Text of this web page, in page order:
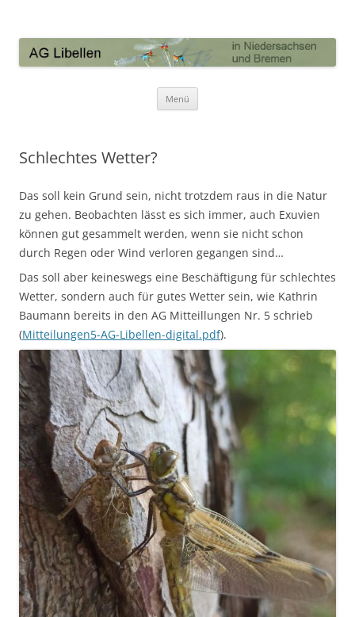
Bremen
Menü
Schlechtes Wetter?
Das soll kein Grund sein, nicht trotzdem raus in die Natur
zu gehen. Beobachten lässt es sich immer, auch Exuvien
können gut gesammelt werden, wenn sie nicht schon
durch Regen oder Wind verloren gegangen sind…
Das soll aber keineswegs eine Beschäftigung für schlechtes
Wetter, sondern auch für gutes Wetter sein, wie Kathrin
Baumann bereits in den AG Mitteillungen Nr. 5 schrieb
(Mitteilungen5-AG-Libellen-digital.pdf).